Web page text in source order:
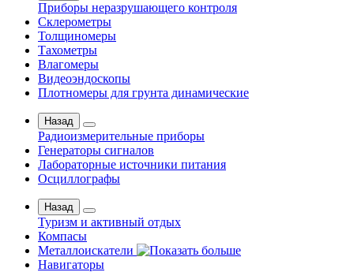
Приборы неразрушающего контроля
Склерометры
Толщиномеры
Тахометры
Влагомеры
Видеоэндоскопы
Плотномеры для грунта динамические
Назад
Радиоизмерительные приборы
Генераторы сигналов
Лабораторные источники питания
Осциллографы
Назад
Туризм и активный отдых
Компасы
Металлоискатели
Навигаторы